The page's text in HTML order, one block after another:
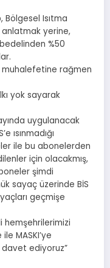
Bölgesel Isıtma
anlatmak yerine,
%50
muhalefetine rağmen
yok sayarak
uygulanacak
ısınmadığı
ile bu abonelerden
için olacakmış,
şimdi
sayaç üzerinde BİS
geçmişe
hemşehrilerimizi
MASKI’ye
davet ediyoruz”